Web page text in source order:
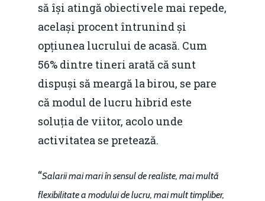
să își atingă obiectivele mai repede,
același procent întrunind și
opțiunea lucrului de acasă. Cum
56% dintre tineri arată că sunt
dispuși să meargă la birou, se pare
că modul de lucru hibrid este
soluția de viitor, acolo unde
activitatea se pretează.
“Salarii mai mari în sensul de realiste, mai multă
flexibilitate a modului de lucru, mai mult timpliber,